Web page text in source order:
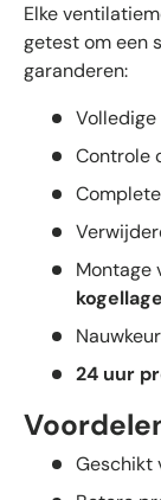
Elke
getest om een
garanderen:
Controle
Montage
24 uur
Geschikt